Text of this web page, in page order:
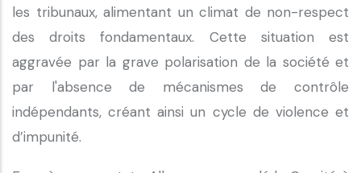
les tribunaux, alimentant un climat de non-respect
des droits fondamentaux. Cette situation est
aggravée par la grave polarisation de la société et
par l'absence de mécanismes de contrôle
indépendants, créant ainsi un cycle de violence et
d’impunité.